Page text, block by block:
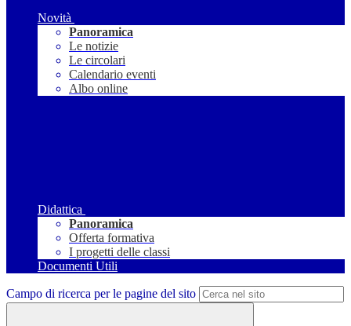
Novità
Panoramica
Le notizie
Le circolari
Calendario eventi
Albo online
Didattica
Panoramica
Offerta formativa
I progetti delle classi
Documenti Utili
Campo di ricerca per le pagine del sito